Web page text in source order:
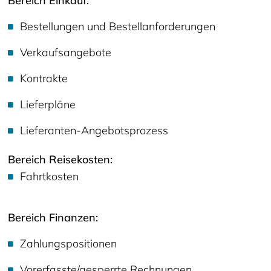
Bestellungen und Bestellanforderungen
Verkaufsangebote
Kontrakte
Lieferpläne
Lieferanten-Angebotsprozess
Bereich Reisekosten:
Fahrtkosten
Bereich Finanzen:
Zahlungspositionen